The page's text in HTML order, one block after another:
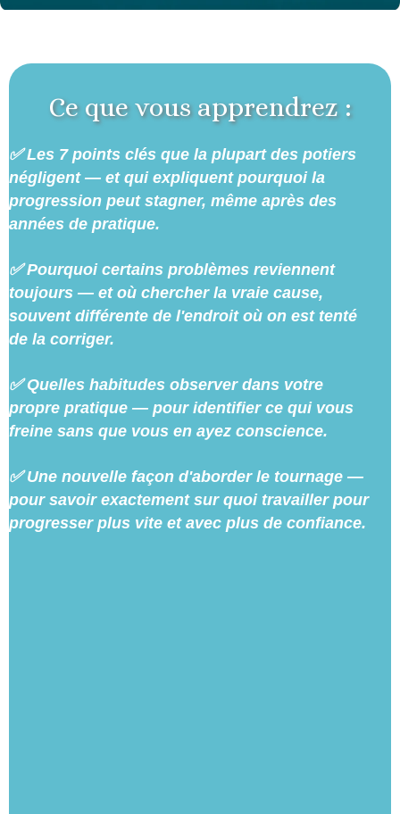
Ce que vous apprendrez :
✅ Les 7 points clés que la plupart des potiers
négligent — et qui expliquent pourquoi la
progression peut stagner, même après des
années de pratique.
✅ Pourquoi certains problèmes reviennent
toujours — et où chercher la vraie cause,
souvent différente de l'endroit où on est tenté
de la corriger.
✅ Quelles habitudes observer dans votre
propre pratique — pour identifier ce qui vous
freine sans que vous en ayez conscience.
✅ Une nouvelle façon d'aborder le tournage —
pour savoir exactement sur quoi travailler pour
progresser plus vite et avec plus de confiance.